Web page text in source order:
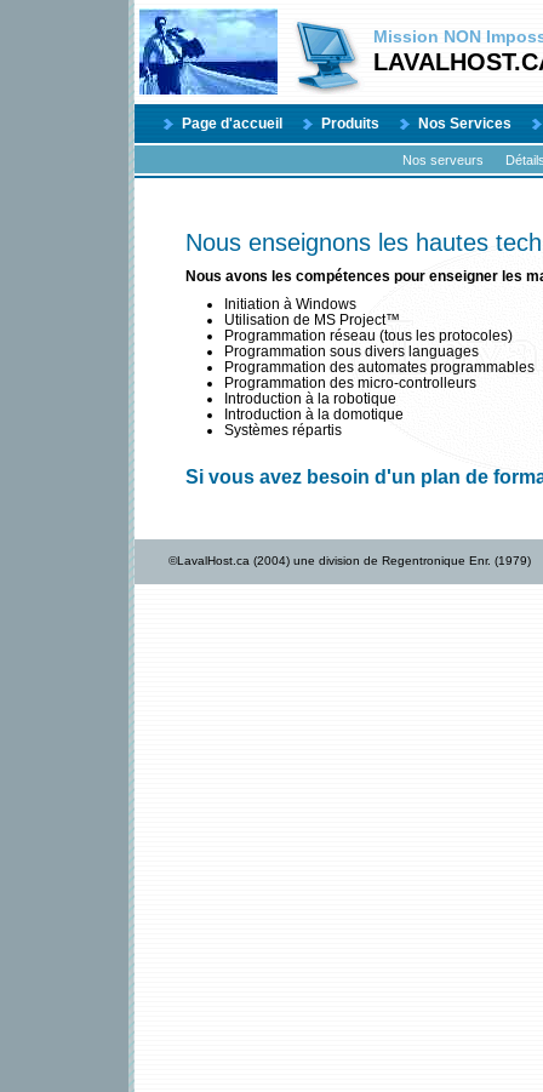
Mission NON
Page d'accueil Produits Nos Services
Nos serveurs
Nous enseignons les hautes
Nous avons les compétences pour enseigner les
Initiation à Windows
Utilisation de MS Project™
Programmation réseau (tous les protocoles)
Programmation sous divers languages
Programmation des automates programmables
Programmation des micro-controlleurs
Introduction à la robotique
Introduction à la domotique
Systèmes répartis
Si vous avez besoin d'un plan de
©LavalHost.ca (2004) une division de Regentronique Enr. (1979)